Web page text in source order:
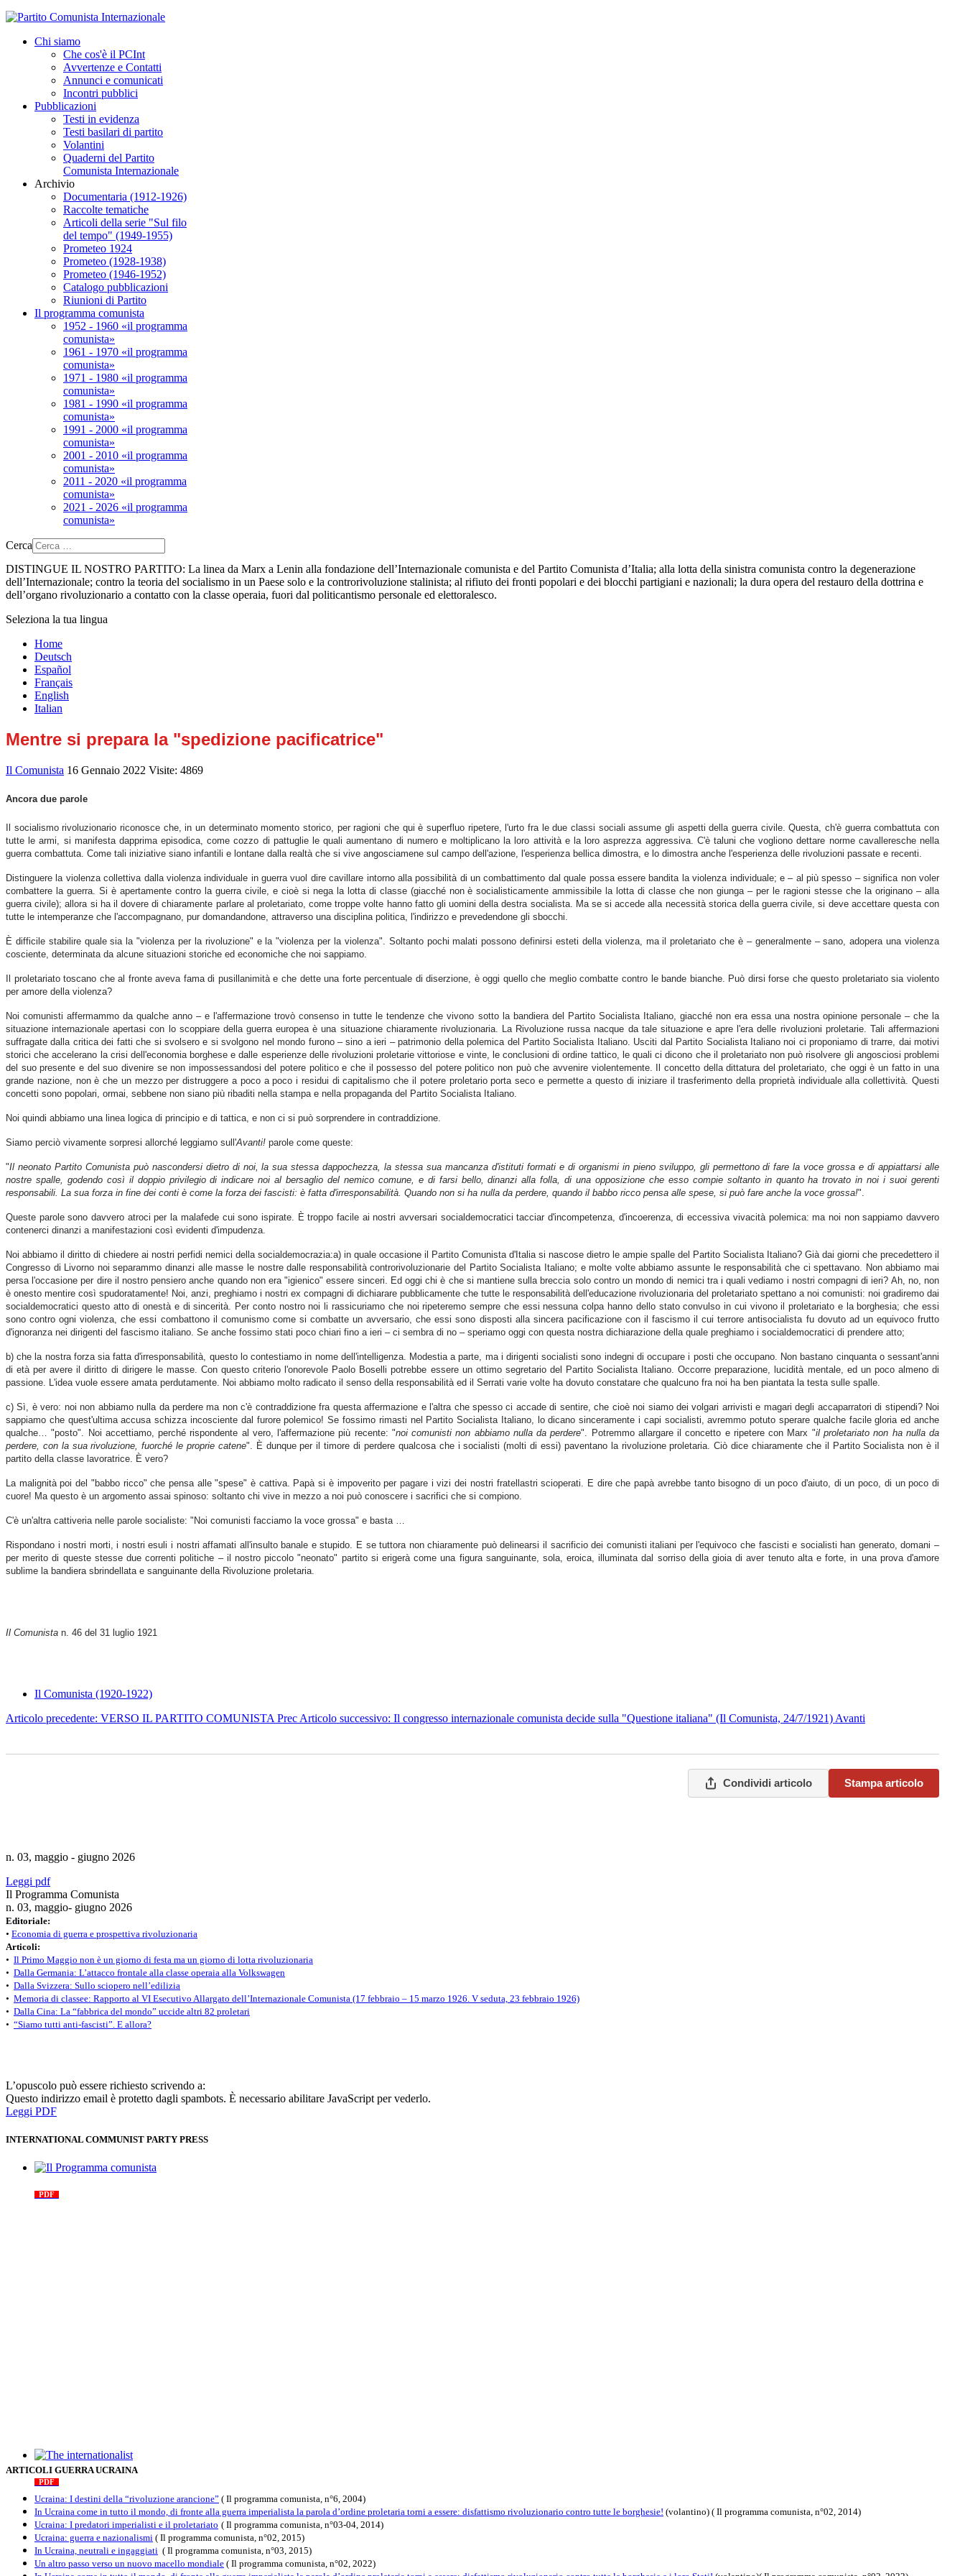
Chi siamo
Che cos'è il PCInt
Avvertenze e Contatti
Annunci e comunicati
Incontri pubblici
Pubblicazioni
Testi in evidenza
Testi basilari di partito
Volantini
Quaderni del Partito
Comunista Internazionale
Archivio
Documentaria (1912-1926)
Raccolte tematiche
Articoli della serie "Sul filo
del tempo" (1949-1955)
Prometeo 1924
Prometeo (1928-1938)
Prometeo (1946-1952)
Catalogo pubblicazioni
Riunioni di Partito
Il programma comunista
1952 - 1960 «il programma
comunista»
1961 - 1970 «il programma
comunista»
1971 - 1980 «il programma
comunista»
1981 - 1990 «il programma
comunista»
1991 - 2000 «il programma
comunista»
2001 - 2010 «il programma
comunista»
2011 - 2020 «il programma
comunista»
2021 - 2026 «il programma
comunista»
Cerca
DISTINGUE IL NOSTRO PARTITO: La linea da Marx a Lenin alla fondazione dell’Internazionale comunista e del Partito Comunista d’Italia; alla lotta della sinistra comunista contro la degenerazione
dell’Internazionale; contro la teoria del socialismo in un Paese solo e la controrivoluzione stalinista; al rifiuto dei fronti popolari e dei blocchi partigiani e nazionali; la dura opera del restauro della dottrina e
dell’organo rivoluzionario a contatto con la classe operaia, fuori dal politicantismo personale ed elettoralesco.
Seleziona la tua lingua
Home
Deutsch
Español
Français
English
Italian
Mentre si prepara la "spedizione pacificatrice"
Il Comunista 16 Gennaio 2022 Visite: 4869
Ancora due parole
Il socialismo rivoluzionario riconosce che, in un determinato momento storico, per ragioni che qui è superfluo ripetere, l'urto fra le due classi sociali assume gli aspetti della guerra civile. Questa, ch'è guerra combattuta con
tutte le armi, si manifesta dapprima episodica, come cozzo di pattuglie le quali aumentano di numero e moltiplicano la loro attività e la loro asprezza aggressiva. C'è taluni che vogliono dettare norme cavalleresche nella
guerra combattuta. Come tali iniziative siano infantili e lontane dalla realtà che si vive angosciamene sul campo dell'azione, l'esperienza bellica dimostra, e lo dimostra anche l'esperienza delle rivoluzioni passate e recenti.
Distinguere la violenza collettiva dalla violenza individuale in guerra vuol dire cavillare intorno alla possibilità di un combattimento dal quale possa essere bandita la violenza individuale; e – al più spesso – significa non voler
combattere la guerra. Si è apertamente contro la guerra civile, e cioè si nega la lotta di classe (giacché non è socialisticamente ammissibile la lotta di classe che non giunga – per le ragioni stesse che la originano – alla
guerra civile); allora si ha il dovere di chiaramente parlare al proletariato, come troppe volte hanno fatto gli uomini della destra socialista. Ma se si accede alla necessità storica della guerra civile, si deve accettare questa con
tutte le intemperanze che l'accompagnano, pur domandandone, attraverso una disciplina politica, l'indirizzo e prevedendone gli sbocchi.
È difficile stabilire quale sia la "violenza per la rivoluzione" e la "violenza per la violenza". Soltanto pochi malati possono definirsi esteti della violenza, ma il proletariato che è – generalmente – sano, adopera una violenza
cosciente, determinata da alcune situazioni storiche ed economiche che noi sappiamo.
Il proletariato toscano che al fronte aveva fama di pusillanimità e che dette una forte percentuale di diserzione, è oggi quello che meglio combatte contro le bande bianche. Può dirsi forse che questo proletariato sia violento
per amore della violenza?
Noi comunisti affermammo da qualche anno – e l'affermazione trovò consenso in tutte le tendenze che vivono sotto la bandiera del Partito Socialista Italiano, giacché non era essa una nostra opinione personale – che la
situazione internazionale apertasi con lo scoppiare della guerra europea è una situazione chiaramente rivoluzionaria. La Rivoluzione russa nacque da tale situazione e apre l'era delle rivoluzioni proletarie. Tali affermazioni
suffragate dalla critica dei fatti che si svolsero e si svolgono nel mondo furono – sino a ieri – patrimonio della polemica del Partito Socialista Italiano. Usciti dal Partito Socialista Italiano noi ci proponiamo di trarre, dai motivi
storici che accelerano la crisi dell'economia borghese e dalle esperienze delle rivoluzioni proletarie vittoriose e vinte, le conclusioni di ordine tattico, le quali ci dicono che il proletariato non può risolvere gli angosciosi problemi
del suo presente e del suo divenire se non impossessandosi del potere politico e che il possesso del potere politico non può che avvenire violentemente. Il concetto della dittatura del proletariato, che oggi è un fatto in una
grande nazione, non è che un mezzo per distruggere a poco a poco i residui di capitalismo che il potere proletario porta seco e permette a questo di iniziare il trasferimento della proprietà individuale alla collettività. Questi
concetti sono popolari, ormai, sebbene non siano più ribaditi nella stampa e nella propaganda del Partito Socialista Italiano.
Noi quindi abbiamo una linea logica di principio e di tattica, e non ci si può sorprendere in contraddizione.
Siamo perciò vivamente sorpresi allorché leggiamo sull'Avanti! parole come queste:
"Il neonato Partito Comunista può nascondersi dietro di noi, la sua stessa dappochezza, la stessa sua mancanza d'istituti formati e di organismi in pieno sviluppo, gli permettono di fare la voce grossa e di appiattarsi alle
nostre spalle, godendo così il doppio privilegio di indicare noi al bersaglio del nemico comune, e di farsi bello, dinanzi alla folla, di una opposizione che esso compie soltanto in quanto ha trovato in noi i suoi gerenti
responsabili. La sua forza in fine dei conti è come la forza dei fascisti: è fatta d'irresponsabilità. Quando non si ha nulla da perdere, quando il babbo ricco pensa alle spese, si può fare anche la voce grossa!".
Queste parole sono davvero atroci per la malafede cui sono ispirate. È troppo facile ai nostri avversari socialdemocratici tacciar d'incompetenza, d'incoerenza, di eccessiva vivacità polemica: ma noi non sappiamo davvero
contenerci dinanzi a manifestazioni così evidenti d'impudenza.
Noi abbiamo il diritto di chiedere ai nostri perfidi nemici della socialdemocrazia:a) in quale occasione il Partito Comunista d'Italia si nascose dietro le ampie spalle del Partito Socialista Italiano? Già dai giorni che precedettero il
Congresso di Livorno noi separammo dinanzi alle masse le nostre dalle responsabilità controrivoluzionarie del Partito Socialista Italiano; e molte volte abbiamo assunte le responsabilità che ci spettavano. Non abbiamo mai
persa l'occasione per dire il nostro pensiero anche quando non era "igienico" essere sinceri. Ed oggi chi è che si mantiene sulla breccia solo contro un mondo di nemici tra i quali vediamo i nostri compagni di ieri? Ah, no, non
è onesto mentire così spudoratamente! Noi, anzi, preghiamo i nostri ex compagni di dichiarare pubblicamente che tutte le responsabilità dell'educazione rivoluzionaria del proletariato spettano a noi comunisti: noi gradiremo dai
socialdemocratici questo atto di onestà e di sincerità. Per conto nostro noi li rassicuriamo che noi ripeteremo sempre che essi nessuna colpa hanno dello stato convulso in cui vivono il proletariato e la borghesia; che essi
sono contro ogni violenza, che essi combattono il comunismo come si combatte un avversario, che essi sono disposti alla sincera pacificazione con il fascismo il cui terrore antisocialista fu dovuto ad un equivoco frutto
d'ignoranza nei dirigenti del fascismo italiano. Se anche fossimo stati poco chiari fino a ieri – ci sembra di no – speriamo oggi con questa nostra dichiarazione della quale preghiamo i socialdemocratici di prendere atto;
b) che la nostra forza sia fatta d'irresponsabilità, questo lo contestiamo in nome dell'intelligenza. Modestia a parte, ma i dirigenti socialisti sono indegni di occupare i posti che occupano. Non bastano cinquanta o sessant'anni
di età per avere il diritto di dirigere le masse. Con questo criterio l'onorevole Paolo Boselli potrebbe essere un ottimo segretario del Partito Socialista Italiano. Occorre preparazione, lucidità mentale, ed un poco almeno di
passione. L'idea vuole essere amata perdutamente. Noi abbiamo molto radicato il senso della responsabilità ed il Serrati varie volte ha dovuto constatare che qualcuno fra noi ha ben piantata la testa sulle spalle.
c) Sì, è vero: noi non abbiamo nulla da perdere ma non c'è contraddizione fra questa affermazione e l'altra che spesso ci accade di sentire, che cioè noi siamo dei volgari arrivisti e magari degli accaparratori di stipendi? Noi
sappiamo che quest'ultima accusa schizza incosciente dal furore polemico! Se fossimo rimasti nel Partito Socialista Italiano, lo dicano sinceramente i capi socialisti, avremmo potuto sperare qualche facile gloria ed anche
qualche… "posto". Noi accettiamo, perché rispondente al vero, l'affermazione più recente: "noi comunisti non abbiamo nulla da perdere". Potremmo allargare il concetto e ripetere con Marx "il proletariato non ha nulla da
perdere, con la sua rivoluzione, fuorché le proprie catene". È dunque per il timore di perdere qualcosa che i socialisti (molti di essi) paventano la rivoluzione proletaria. Ciò dice chiaramente che il Partito Socialista non è il
partito della classe lavoratrice. È vero?
La malignità poi del "babbo ricco" che pensa alle "spese" è cattiva. Papà si è impoverito per pagare i vizi dei nostri fratellastri scioperati. E dire che papà avrebbe tanto bisogno di un poco d'aiuto, di un poco, di un poco di
cuore! Ma questo è un argomento assai spinoso: soltanto chi vive in mezzo a noi può conoscere i sacrifici che si compiono.
C'è un'altra cattiveria nelle parole socialiste: "Noi comunisti facciamo la voce grossa" e basta …
Rispondano i nostri morti, i nostri esuli i nostri affamati all'insulto banale e stupido. E se tuttora non chiaramente può delinearsi il sacrificio dei comunisti italiani per l'equivoco che fascisti e socialisti han generato, domani –
per merito di queste stesse due correnti politiche – il nostro piccolo "neonato" partito si erigerà come una figura sanguinante, sola, eroica, illuminata dal sorriso della gioia di aver tenuto alta e forte, in una prova d'amore
sublime la bandiera sbrindellata e sanguinante della Rivoluzione proletaria.
Il Comunista n. 46 del 31 luglio 1921
Il Comunista (1920-1922)
Articolo precedente: VERSO IL PARTITO COMUNISTA Prec Articolo successivo: Il congresso internazionale comunista decide sulla "Questione italiana" (Il Comunista, 24/7/1921) Avanti
Condividi articolo Stampa articolo
n. 03, maggio - giugno 2026
Leggi pdf
Il Programma Comunista
n. 03, maggio- giugno 2026
Editoriale:
• Economia di guerra e prospettiva rivoluzionaria
Articoli:
• Il Primo Maggio non è un giorno di festa ma un giorno di lotta rivoluzionaria
• Dalla Germania: L’attacco frontale alla classe operaia alla Volkswagen
• Dalla Svizzera: Sullo sciopero nell’edilizia
• Memoria di classee: Rapporto al VI Esecutivo Allargato dell’Internazionale Comunista (17 febbraio – 15 marzo 1926. V seduta, 23 febbraio 1926)
• Dalla Cina: La “fabbrica del mondo” uccide altri 82 proletari
• “Siamo tutti anti-fascisti”. E allora?
L’opuscolo può essere richiesto scrivendo a:
Questo indirizzo email è protetto dagli spambots. È necessario abilitare JavaScript per vederlo.
Leggi PDF
INTERNATIONAL COMMUNIST PARTY PRESS
PDF
The internationalist
PDF
ARTICOLI GUERRA UCRAINA
Ucraina: I destini della “rivoluzione arancione” ( Il programma comunista, n°6, 2004)
In Ucraina come in tutto il mondo, di fronte alla guerra imperialista la parola d’ordine proletaria torni a essere: disfattismo rivoluzionario contro tutte le borghesie! (volantino) ( Il programma comunista, n°02, 2014)
Ucraina: I predatori imperialisti e il proletariato ( Il programma comunista, n°03-04, 2014)
Ucraina: guerra e nazionalismi ( Il programma comunista, n°02, 2015)
In Ucraina, neutrali e ingaggiati ( Il programma comunista, n°03, 2015)
Un altro passo verso un nuovo macello mondiale ( Il programma comunista, n°02, 2022)